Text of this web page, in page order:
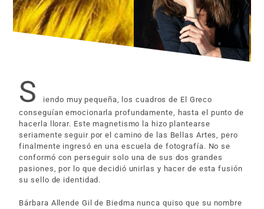
S
iendo muy pequeña, los cuadros de El Greco
conseguían emocionarla profundamente, hasta el punto de
hacerla llorar. Este magnetismo la hizo plantearse
seriamente seguir por el camino de las Bellas Artes, pero
finalmente ingresó en una escuela de fotografía. No se
conformó con perseguir solo una de sus dos grandes
pasiones, por lo que decidió unirlas y hacer de esta fusión
su sello de identidad.
Bárbara Allende Gil de Biedma nunca quiso que su nombre